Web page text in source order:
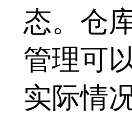
态。仓
管理可
实际情